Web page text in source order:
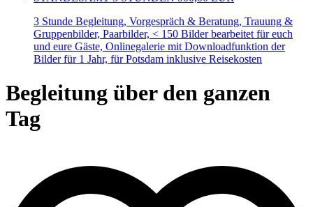
3 Stunde Begleitung, Vorgespräch & Beratung, Trauung &
Gruppenbilder, Paarbilder, < 150 Bilder bearbeitet für euch
und eure Gäste, Onlinegalerie mit Downloadfunktion der
Bilder für 1 Jahr, für Potsdam inklusive Reisekosten
Begleitung über den ganzen
Tag